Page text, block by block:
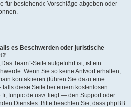
für bestehende Vorschläge abgeben oder
es Beschwerden oder juristische
Team“-Seite aufgeführt ist, ist ein
Wenn Sie so keine Antwort erhalten,
kontaktieren (führen Sie dazu eine
diese Seite bei einem kostenlosen
funpic.de usw. liegt — den Support oder
Dienstes. Bitte beachten Sie, dass phpBB